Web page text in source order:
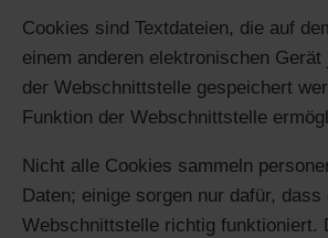
Cookies sind Textdateien, die auf
einem anderen elektronischen
der Webschnittstelle gespeichert
Funktion der Webschnittstelle
Nicht alle Cookies sammeln
Daten; einige sorgen nur dafür, dass
Webschnittstelle richtig funktioniert.